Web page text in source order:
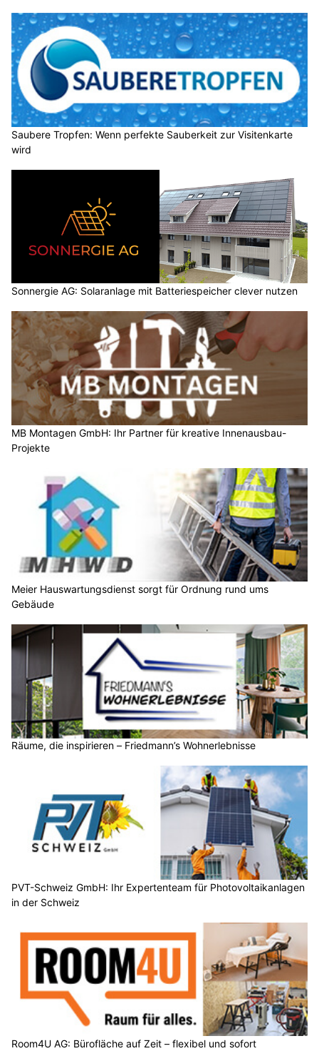
Saubere Tropfen: Wenn perfekte Sauberkeit zur Visitenkarte
wird
Sonnergie AG: Solaranlage mit Batteriespeicher clever nutzen
MB Montagen GmbH: Ihr Partner für kreative Innenausbau-
Projekte
Meier Hauswartungsdienst sorgt für Ordnung rund ums
Gebäude
Räume, die inspirieren – Friedmann’s Wohnerlebnisse
PVT-Schweiz GmbH: Ihr Expertenteam für Photovoltaikanlagen
in der Schweiz
Room4U AG: Bürofläche auf Zeit – flexibel und sofort